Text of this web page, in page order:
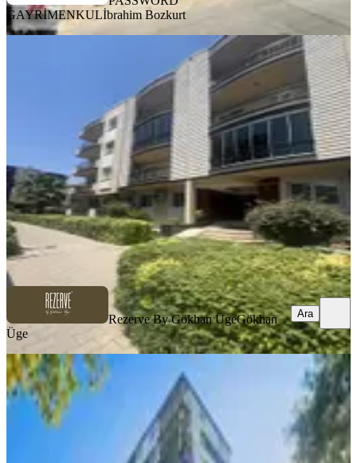
GAYRİMENKULİbrahim Bozkurt
İzmir Bornova Evka-3 Haskar
Sitesinde Satılık Geniş 3+1 Daire
Bornova, Evka 3 Mahallesi
3+1
175 m² · Yüksek giriş 04.08.2026
15.400.000 ₺
Rezerve By Gökhan Üge Gökhan Üge
Ara
Rezerve By Gökhan ÜgeGökhan
Üge
Ara
YENİ
Bornova Çınar Mahallesinde Geniş
Ferah Üç Cephe Satılık 3+1daire
Bornova, Çınar Mahallesi
145 m² 6. Kat·04.08.2026